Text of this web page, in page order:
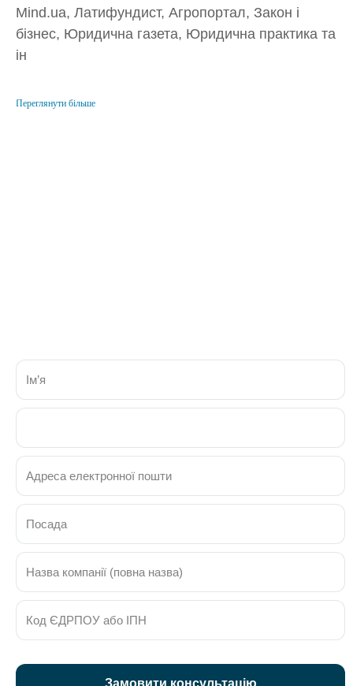
Mind.ua, Латифундист, Агропортал, Закон і
бізнес, Юридична газета, Юридична практика та
ін
Переглянути більше